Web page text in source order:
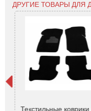
ДРУГИЕ ТОВАРЫ ДЛЯ
Текстильные